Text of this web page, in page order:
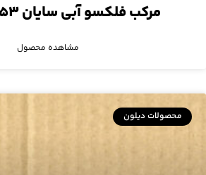
مرکب فلکسو آبی سایان ۵۵۱۵۳ دیلون
مشاهده محصول
محصولات دیلون